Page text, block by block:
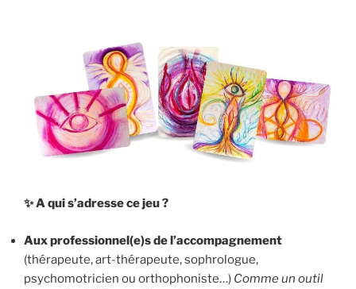
✨ A qui s’adresse ce jeu ?
Aux professionnel(e)s de l’accompagnement
(thérapeute, art-thérapeute, sophrologue,
psychomotricien ou orthophoniste…) Comme un outil